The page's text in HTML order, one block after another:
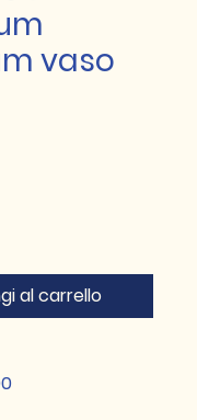
vaso
al carrello